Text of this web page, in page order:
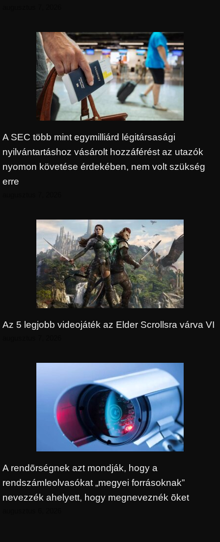
A SEC több mint egymilliárd légitársasági
nyilvántartáshoz vásárolt hozzáférést az utazók
nyomon követése érdekében, nem volt szükség
erre
Az 5 legjobb videojáték az Elder Scrollsra várva VI
A rendõrségnek azt mondják, hogy a
rendszámleolvasókat „megyei forrásoknak”
nevezzék ahelyett, hogy megneveznék õket